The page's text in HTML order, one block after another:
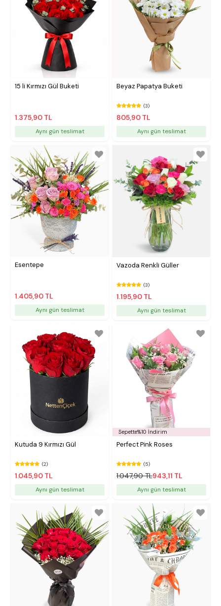
15 li Kırmızı Gül Buketi
1.375,90 TL
Aynı gün teslimat
Beyaz Papatya Buketi
(3)
805,90 TL
Aynı gün teslimat
Esentepe
1.405,90 TL
Aynı gün teslimat
Vazoda Renkli Güller
(3)
1.195,90 TL
Aynı gün teslimat
Kutuda 9 Kırmızı Gül
(2)
1.045,90 TL
Aynı gün teslimat
Sepette%10 İndirim
Perfect Pink Roses
(5)
1.047,90 TL943,11 TL
Aynı gün teslimat